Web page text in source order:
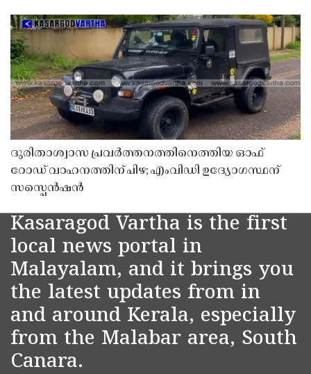
ദുരിതാശ്വാസ പ്രവർത്തനത്തിനെത്തിയ ഓഫ്
റോഡ് വാഹനത്തിന് പിഴ; എംവിഡി ഉദ്യോഗസ്ഥന്
സസ്പെൻഷൻ
Kasaragod Vartha is the first
local news portal in
Malayalam, and it brings you
the latest updates from in
and around Kerala, especially
from the Malabar area, South
Canara.